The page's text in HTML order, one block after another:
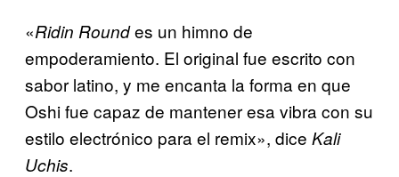
«Ridin Roundes un himno de
empoderamiento. El original fue escrito con
sabor latino, y me encanta la forma en que
Oshi fue capaz de mantener esa vibra con su
estilo electrónico para el remix», dice Kali
Uchis.